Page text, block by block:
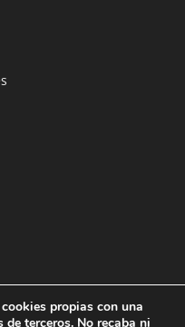
propias con una
terceros. No recaba ni